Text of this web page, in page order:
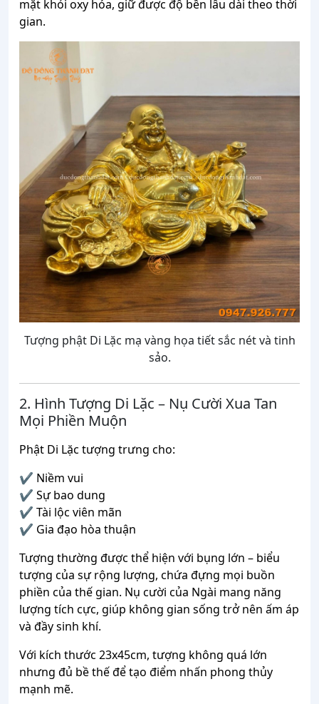
mặt khỏi oxy hóa, giữ được độ bền lâu dài theo thời
gian.
Tượng phật Di Lặc mạ vàng họa tiết sắc nét và tinh
sảo.
2. Hình Tượng Di Lặc – Nụ Cười Xua Tan
Mọi Phiền Muộn
Phật Di Lặc tượng trưng cho:
✔ Niềm vui
✔ Sự bao dung
✔ Tài lộc viên mãn
✔ Gia đạo hòa thuận
Tượng thường được thể hiện với bụng lớn – biểu
tượng của sự rộng lượng, chứa đựng mọi buồn
phiền của thế gian. Nụ cười của Ngài mang năng
lượng tích cực, giúp không gian sống trở nên ấm áp
và đầy sinh khí.
Với kích thước 23x45cm, tượng không quá lớn
nhưng đủ bề thế để tạo điểm nhấn phong thủy
mạnh mẽ.